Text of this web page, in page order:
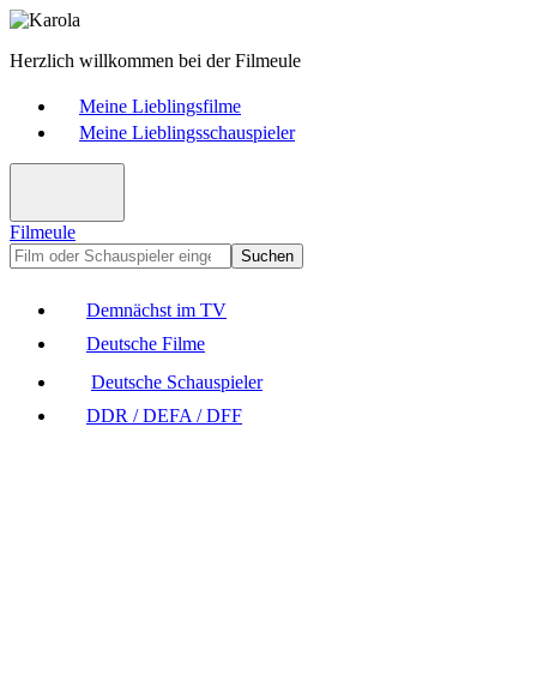
Herzlich willkommen bei der Filmeule
Meine Lieblingsfilme
Meine Lieblingsschauspieler
Filmeule
Suchen
Demnächst im TV
Deutsche Filme
Deutsche Schauspieler
DDR / DEFA / DFF